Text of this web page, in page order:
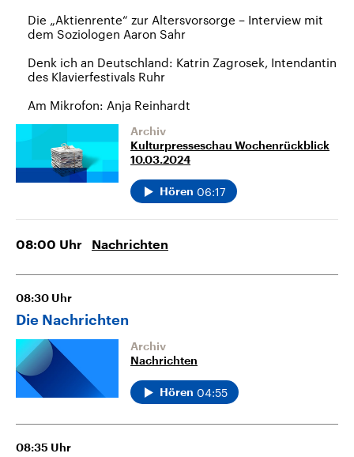
Die „Aktienrente“ zur Altersvorsorge – Interview mit
dem Soziologen Aaron Sahr
Denk ich an Deutschland: Katrin Zagrosek, Intendantin
des Klavierfestivals Ruhr
Am Mikrofon: Anja Reinhardt
Archiv
Kulturpresseschau Wochenrückblick
10.03.2024
Hören 06:17
08:00 Uhr Nachrichten
08:30 Uhr
Die Nachrichten
Archiv
Nachrichten
Hören 04:55
08:35 Uhr